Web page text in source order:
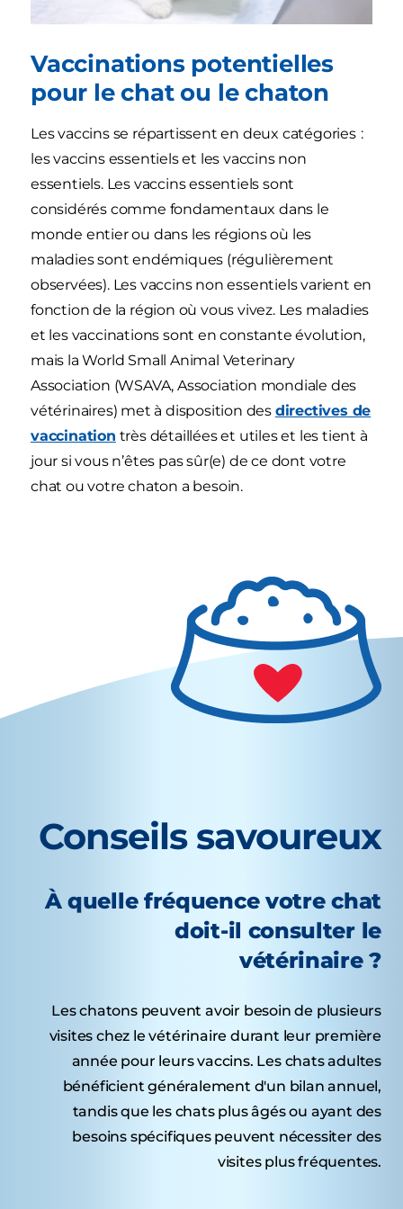
Vaccinations potentielles
pour le chat ou le chaton
Les vaccins se répartissent en deux catégories :
les vaccins essentiels et les vaccins non
essentiels. Les vaccins essentiels sont
considérés comme fondamentaux dans le
monde entier ou dans les régions où les
maladies sont endémiques (régulièrement
observées). Les vaccins non essentiels varient en
fonction de la région où vous vivez. Les maladies
et les vaccinations sont en constante évolution,
mais la World Small Animal Veterinary
Association (WSAVA, Association mondiale des
vétérinaires) met à disposition des directives de
vaccination très détaillées et utiles et les tient à
jour si vous n’êtes pas sûr(e) de ce dont votre
chat ou votre chaton a besoin.
Conseils savoureux
À quelle fréquence votre chat
doit-il consulter le
vétérinaire ?
Les chatons peuvent avoir besoin de plusieurs
visites chez le vétérinaire durant leur première
année pour leurs vaccins. Les chats adultes
bénéficient généralement d'un bilan annuel,
tandis que les chats plus âgés ou ayant des
besoins spécifiques peuvent nécessiter des
visites plus fréquentes.